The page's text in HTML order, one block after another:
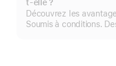
t-elle ?
Découvrez les
Soumis à conditions.